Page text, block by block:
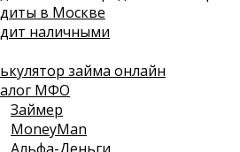
в Москве
наличными
займа онлайн
МФО
Займер
MoneyMan